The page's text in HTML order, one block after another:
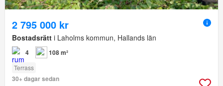
2 795 000 kr
Bostadsrätt i Laholms kommun, Hallands län
4 108 m²
Terrass
30+ dagar sedan